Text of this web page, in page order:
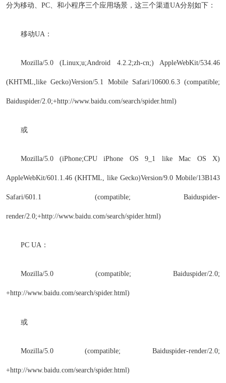
分为移动、PC、和小程序三个应用场景，这三个渠道UA分别如下：
移动UA：
Mozilla/5.0 (Linux;u;Android 4.2.2;zh-cn;) AppleWebKit/534.46
(KHTML,like Gecko)Version/5.1 Mobile Safari/10600.6.3 (compatible;
Baiduspider/2.0;+http://www.baidu.com/search/spider.html)
或
Mozilla/5.0 (iPhone;CPU iPhone OS 9_1 like Mac OS X)
AppleWebKit/601.1.46 (KHTML, like Gecko)Version/9.0 Mobile/13B143
Safari/601.1 (compatible; Baiduspider-
render/2.0;+http://www.baidu.com/search/spider.html)
PC UA：
Mozilla/5.0 (compatible; Baiduspider/2.0;
+http://www.baidu.com/search/spider.html)
或
Mozilla/5.0 (compatible; Baiduspider-render/2.0;
+http://www.baidu.com/search/spider.html)